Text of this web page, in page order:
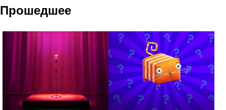
Прошедшее